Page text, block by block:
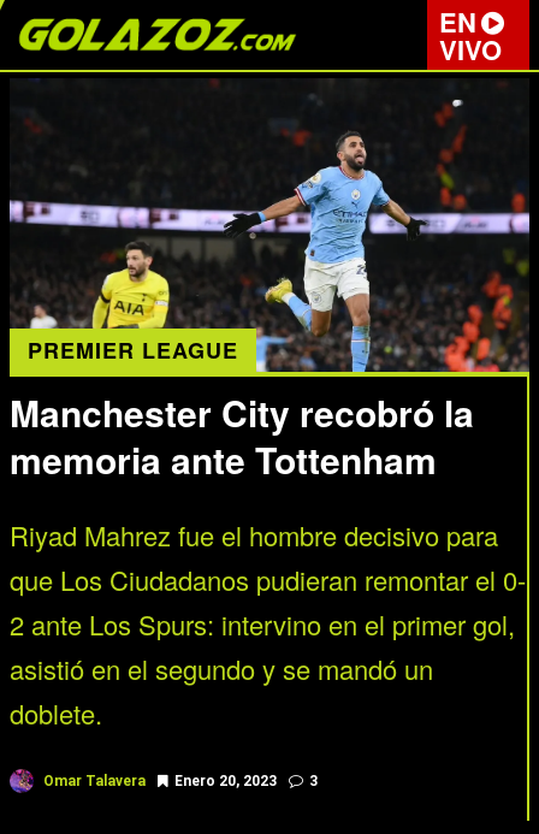
EN
VIVO
PREMIER LEAGUE
Manchester City recobró la
memoria ante Tottenham
Riyad Mahrez fue el hombre decisivo para
que Los Ciudadanos pudieran remontar el 0-
2 ante Los Spurs: intervino en el primer gol,
asistió en el segundo y se mandó un
doblete.
Omar Talavera Enero 20, 2023 3